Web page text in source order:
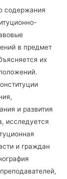
содержания
в предмет
их
и развития
исследуется
и граждан